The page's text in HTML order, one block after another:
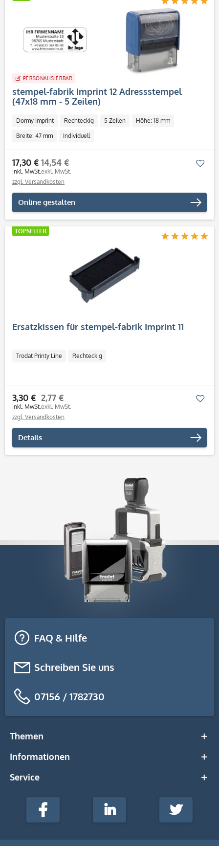
PERSONALISIERBAR
stempel-fabrik Imprint 12 Adressstempel
(47x18 mm - 5 Zeilen)
Dormy Imprint Rechteckig 5 Zeilen Höhe: 18 mm
Breite: 47 mm Individuell
17,30 €
inkl. MwSt.
14,54 €
exkl. MwSt.
zzgl. Versandkosten
Online gestalten
TOPSELLER
Ersatzkissen für stempel-fabrik Imprint 11
Trodat Printy Line Rechteckig
3,30 €
inkl. MwSt.
2,77 €
exkl. MwSt.
zzgl. Versandkosten
Details
FAQ & Hilfe
Schreiben Sie uns
07156 / 1782730
Themen
Informationen
Service
stempel-
Media
Facebook LinkedIn Twitter